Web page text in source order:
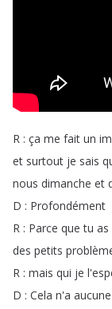
R : ça me fait un
et surtout je sais
nous dimanche et
D : Profondément
R : Parce que tu as
des petits
R : mais qui je
D : Cela n'a aucune